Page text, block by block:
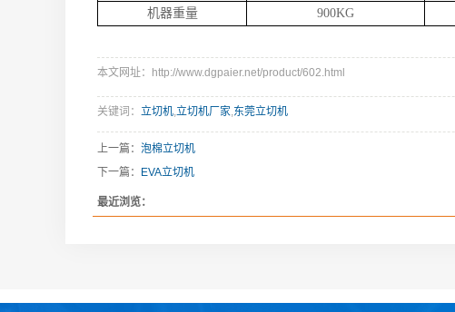
机器重量
900KG
本文网址：http://www.dgpaier.net/product/602.html
关键词： 立切机,立切机厂家,东莞立切机
上一篇： 泡棉立切机
下一篇：
EVA立切机
最近浏览：